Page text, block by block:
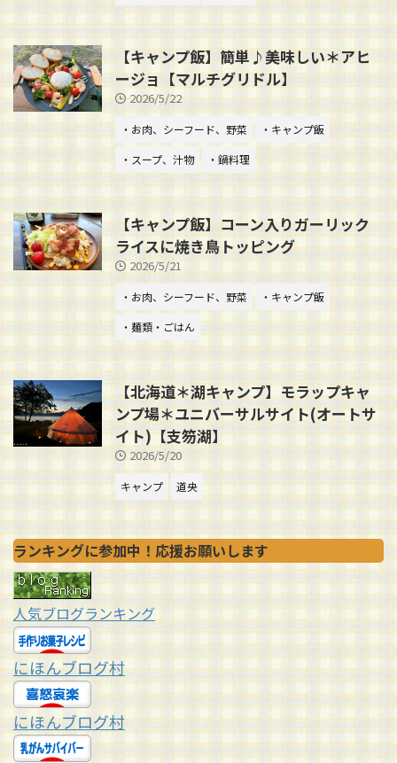
【キャンプ飯】簡単♪美味しい＊アヒ
ージョ【マルチグリドル】
2026/5/22
・お肉、シーフード、野菜
・キャンプ飯
・スープ、汁物
・鍋料理
【キャンプ飯】コーン入りガーリック
ライスに焼き鳥トッピング
2026/5/21
・お肉、シーフード、野菜
・キャンプ飯
・麺類・ごはん
【北海道＊湖キャンプ】モラップキャ
ンプ場＊ユニバーサルサイト(オートサ
イト)【支笏湖】
2026/5/20
キャンプ 道央
ランキングに参加中！応援お願いします
人気ブログランキング
にほんブログ村
にほんブログ村